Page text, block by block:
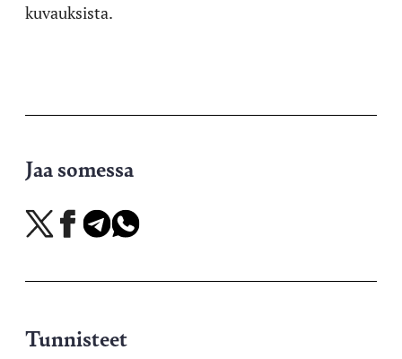
kuvauksista.
Jaa somessa
Jaa
X-
Jaa
Facebookissa
Jaa
Telegramissa
Jaa
WhatsAppissa
Tunnisteet